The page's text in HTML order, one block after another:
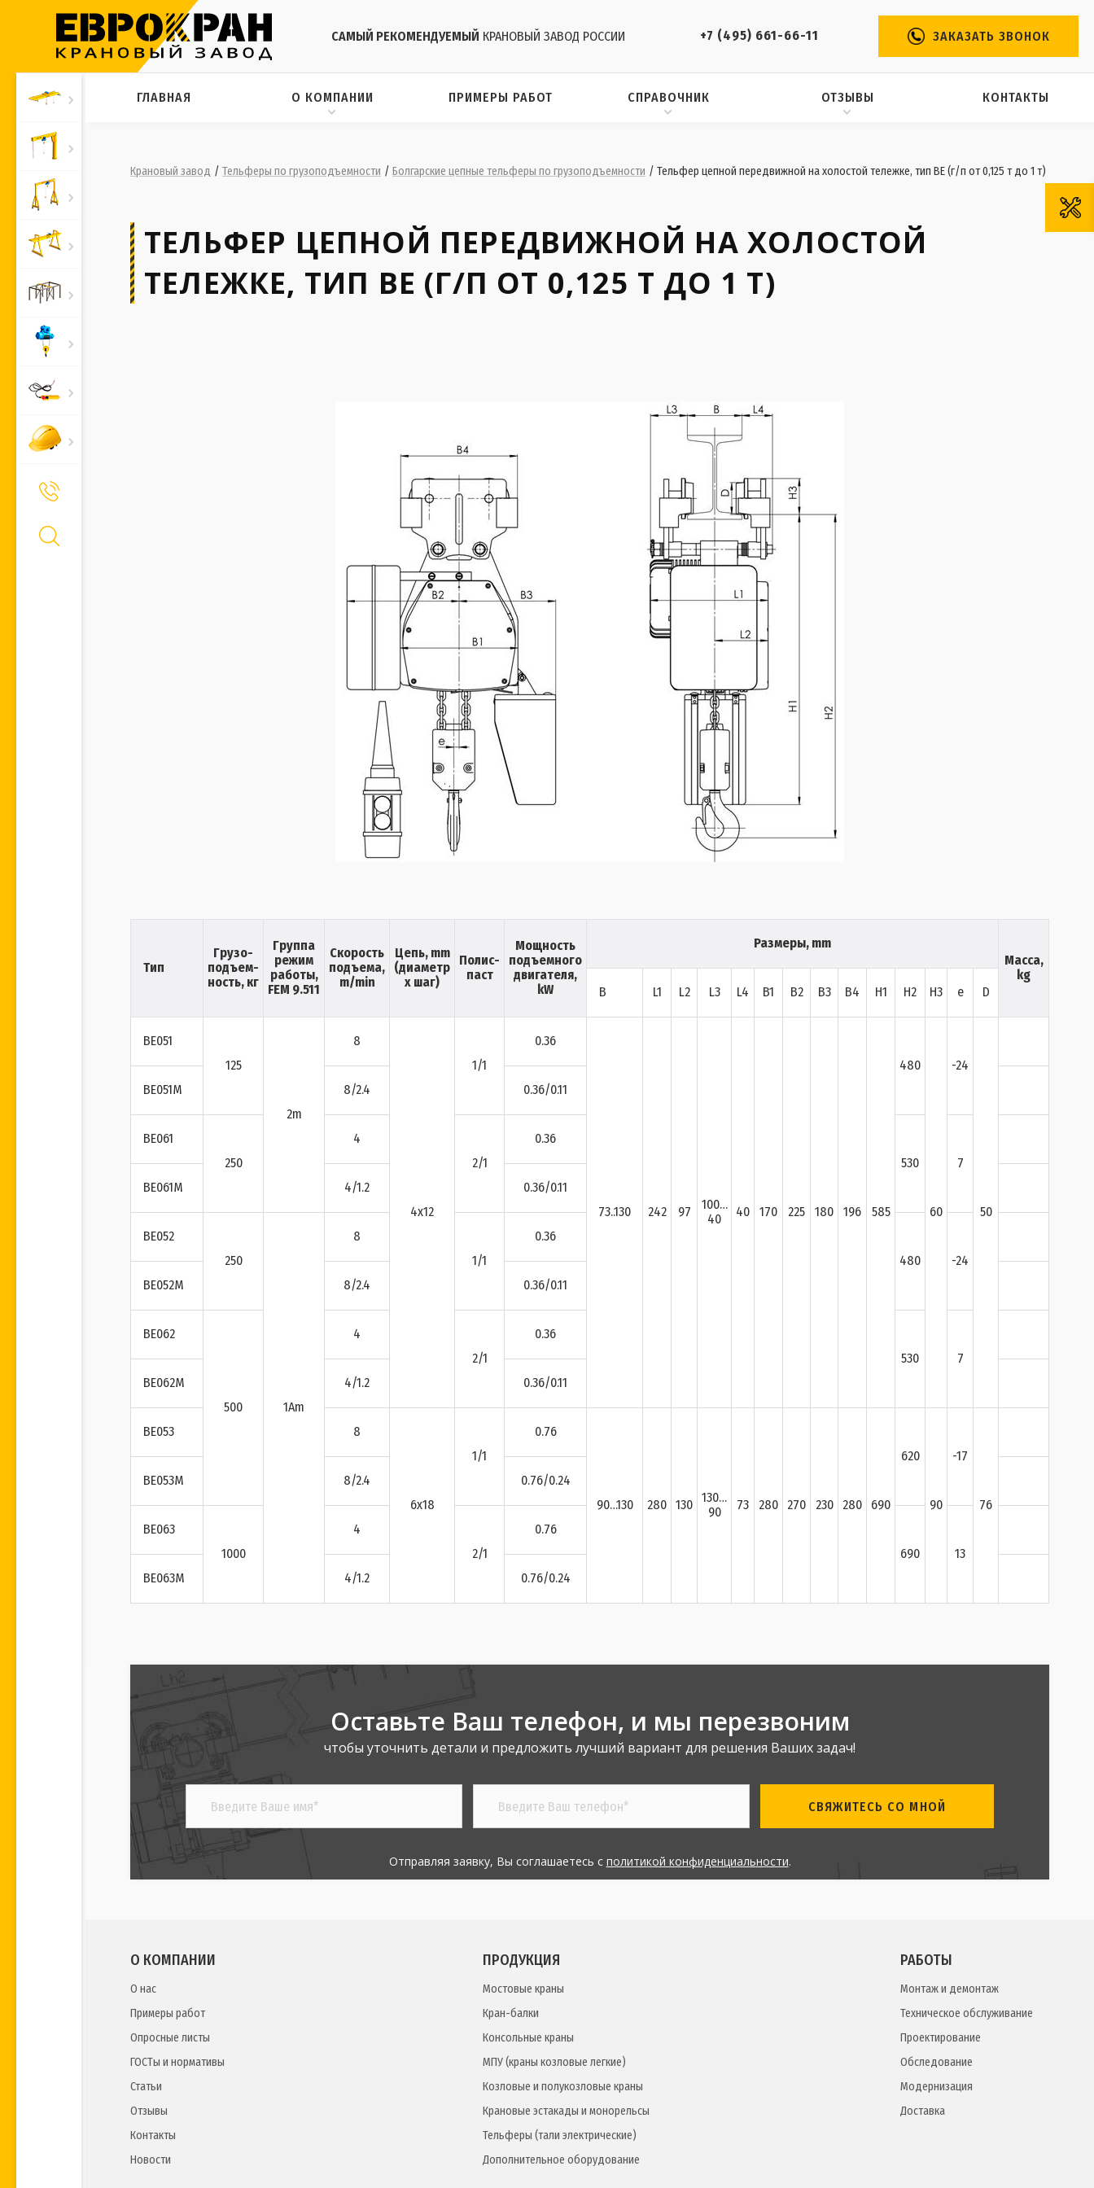
САМЫЙ РЕКОМЕНДУЕМЫЙ КРАНОВЫЙ ЗАВОД РОССИИ +7 (495) 661-66-11 ЗАКАЗАТЬ ЗВОНОК
ГЛАВНАЯ О КОМПАНИИ ПРИМЕРЫ РАБОТ СПРАВОЧНИК ОТЗЫВЫ КОНТАКТЫ
Крановый завод / Тельферы по грузоподъемности / Болгарские цепные тельферы по грузоподъемности / Тельфер цепной передвижной на холостой тележке, тип ВЕ (г/п от 0,125 т до 1 т)
ТЕЛЬФЕР ЦЕПНОЙ ПЕРЕДВИЖНОЙ НА ХОЛОСТОЙ
ТЕЛЕЖКЕ, ТИП ВЕ (Г/П ОТ 0,125 Т ДО 1 Т)
Тип
Грузо-
подъем-
ность, кг
Группа
режим
работы,
FEM 9.511
Скорость
подъема,
m/min
Цепь, mm
(диаметр
х шаг)
Полис-
паст
Мощность
подъемного
двигателя,
kW
Размеры, mm
Масса,
kg
B
L1 L2 L3 L4 B1 B2 B3 B4 H1 H2 H3 e D
BE051
125
2m
8
4x12
1/1
0.36
73..130 242 97
100…
40
40 170 225 180 196 585
480
60
-24
50
BE051M 8/2.4 0.36/0.11
BE061
250
4
2/1
0.36
530
7
BE061M
4/1.2 0.36/0.11
BE052
250
1Am
8
1/1
0.36
480
-24
BE052M
8/2.4 0.36/0.11
BE062
500
4
2/1
0.36
530
7
BE062M
4/1.2 0.36/0.11
BE053 8
6x18
1/1
0.76
90…130 280 130 130…
90
73 280 270 230 280 690
620
90
-17
76
BE053M 8/2.4 0.76/0.24
BE063
1000
4
2/1
0.76
690
13
BE063M
4/1.2 0.76/0.24
Оставьте Ваш телефон, и мы перезвоним
чтобы уточнить детали и предложить лучший вариант для решения Ваших задач!
СВЯЖИТЕСЬ СО МНОЙ
Отправляя заявку, Вы соглашаетесь с политикой конфиденциальности.
О КОМПАНИИ
О нас
Примеры работ
Опросные листы
ГОСТы и нормативы
Статьи
Отзывы
Контакты
Новости
ПРОДУКЦИЯ
Мостовые краны
Кран-балки
Консольные краны
МПУ (краны козловые легкие)
Козловые и полукозловые краны
Крановые эстакады и монорельсы
Тельферы (тали электрические)
Дополнительное оборудование
РАБОТЫ
Монтаж и демонтаж
Техническое обслуживание
Проектирование
Обследование
Модернизация
Доставка